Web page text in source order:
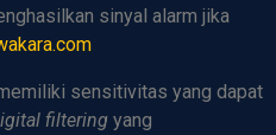
sinyal alarm jika
sensitivitas yang dapat
filtering yang